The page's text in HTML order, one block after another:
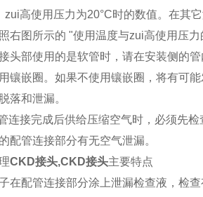
zui高使用压力为20°C时的数值。在其它
右图所示的 "使用温度与zui高使用压力
头部使用的是软管时，请在安装侧的管
镶嵌圈。如果不使用镶嵌圈，将有可能
落和泄漏。
连接完成后供给压缩空气时，必须先检
配管连接部分有无空气泄漏。
CKD接头,CKD接头主要特点
在配管连接部分涂上泄漏检查液，检查